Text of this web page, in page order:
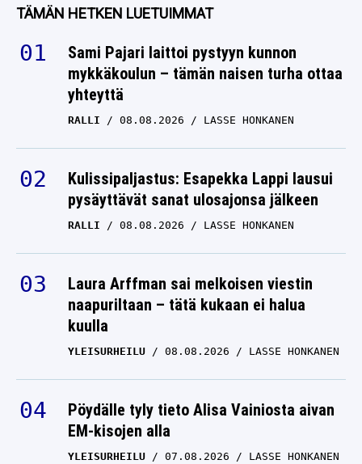
TÄMÄN HETKEN LUETUIMMAT
Sami Pajari laittoi pystyyn kunnon
mykkäkoulun – tämän naisen turha ottaa
yhteyttä
RALLI 08.08.2026 LASSE HONKANEN
Kulissipaljastus: Esapekka Lappi lausui
pysäyttävät sanat ulosajonsa jälkeen
RALLI 08.08.2026 LASSE HONKANEN
Laura Arffman sai melkoisen viestin
naapuriltaan – tätä kukaan ei halua
kuulla
YLEISURHEILU 08.08.2026 LASSE HONKANEN
Pöydälle tyly tieto Alisa Vainiosta aivan
EM-kisojen alla
YLEISURHEILU 07.08.2026 LASSE HONKANEN